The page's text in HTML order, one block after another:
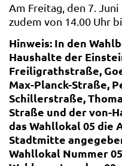
Am Freitag, den 7.
zudem von 14.00 Uhr
Hinweis: In den
Haushalte der
Freiligrathstraße,
Max-Planck-Straße,
Schillerstraße,
Straße und der von-
das Wahllokal 05 die
Stadtmitte
Wahllokal Nummer